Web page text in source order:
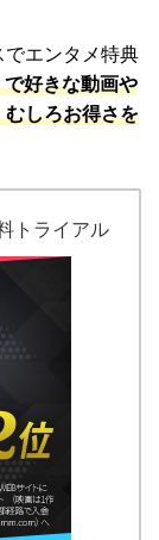
エンタメ特典
好きな動画や
しろお得さを
トライアル